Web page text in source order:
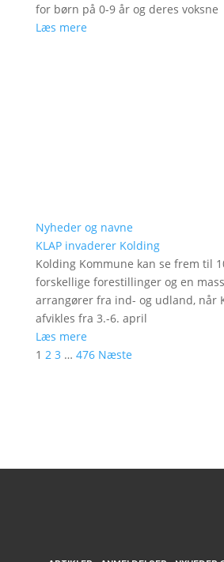
for børn på 0-9 år og deres voksne
Læs mere
Nyheder og navne
KLAP invaderer Kolding
Kolding Kommune kan se frem til
forskellige forestillinger og en
arrangører fra ind- og udland, når
afvikles fra 3.-6. april
Læs mere
1 2 3 … 476 Næste